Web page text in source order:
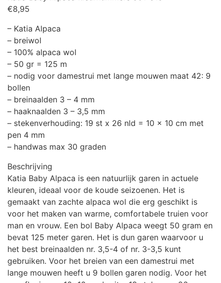
€8,95
– Katia Alpaca
– breiwol
– 100% alpaca wol
– 50 gr = 125 m
– nodig voor damestrui met lange mouwen maat 42: 9
bollen
– breinaalden 3 – 4 mm
– haaknaalden 3 – 3,5 mm
– stekenverhouding: 19 st x 26 nld = 10 x 10 cm met
pen 4 mm
– handwas max 30 graden
Beschrijving
Katia Baby Alpaca is een natuurlijk garen in actuele
kleuren, ideaal voor de koude seizoenen. Het is
gemaakt van zachte alpaca wol die erg geschikt is
voor het maken van warme, comfortabele truien voor
man en vrouw. Een bol Baby Alpaca weegt 50 gram en
bevat 125 meter garen. Het is dun garen waarvoor u
het best breinaalden nr. 3,5-4 of nr. 3-3,5 kunt
gebruiken. Voor het breien van een damestrui met
lange mouwen heeft u 9 bollen garen nodig. Voor het